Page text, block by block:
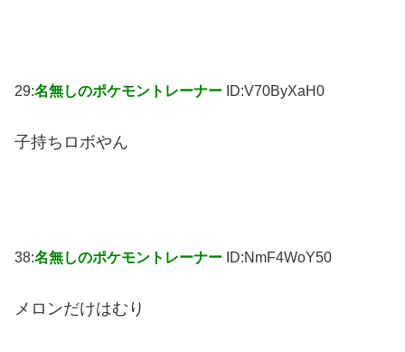
29:名無しのポケモントレーナー ID:V70ByXaH0
子持ちロボやん
38:名無しのポケモントレーナー ID:NmF4WoY50
メロンだけはむり